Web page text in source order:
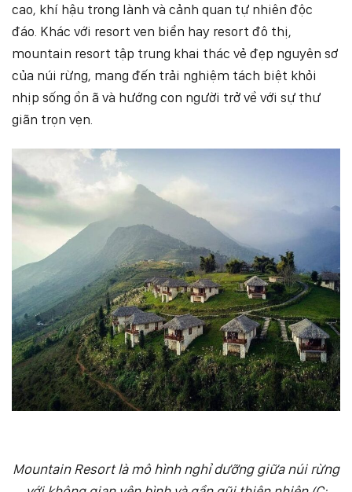
cao, khí hậu trong lành và cảnh quan tự nhiên độc
đáo. Khác với resort ven biển hay resort đô thị,
mountain resort tập trung khai thác vẻ đẹp nguyên sơ
của núi rừng, mang đến trải nghiệm tách biệt khỏi
nhịp sống ồn ã và hướng con người trở về với sự thư
giãn trọn vẹn.
Mountain Resort là mô hình nghỉ dưỡng giữa núi rừng